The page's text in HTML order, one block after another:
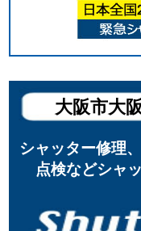
大阪市大
シャッター修理
点検などシャ